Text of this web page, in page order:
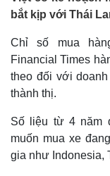
bắt kịp với Thái
Chỉ số mua
Financial Times
theo đối với
thành thị.
Số liệu từ 4 năm
muốn mua xe
gia như Indonesia,